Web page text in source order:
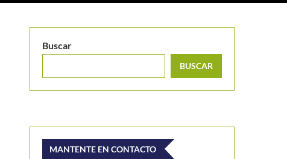
Buscar
BUSCAR
MANTENTE EN CONTACTO